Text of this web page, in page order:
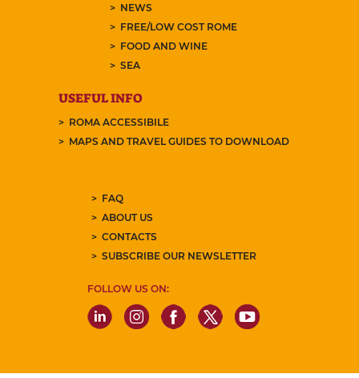
NEWS
FREE/LOW COST ROME
FOOD AND WINE
SEA
USEFUL INFO
ROMA ACCESSIBILE
MAPS AND TRAVEL GUIDES TO DOWNLOAD
FAQ
ABOUT US
CONTACTS
SUBSCRIBE OUR NEWSLETTER
FOLLOW US ON: